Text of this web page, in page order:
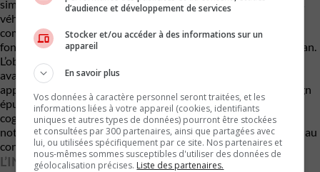
simplicité. Chez 42dot, la filiale de Hyundai spécialisée dans les
véhicules définis par logiciel, les ingénieurs travaillent sur des
commandes tactiles physiques capables d’exécuter plusieurs
fonctions sans nécessiter l’affichage constant d’un menu à l’écran.
L’objectif consiste à simplifier l’interface tout en préservant les
avantages des technologies numériques. Mazda adopte une
approche similaire. Le constructeur japonais privilégie un design
épuré visant à réduire les distractions visuelles, manuelles et
cognitives du conducteur. Le populaire VUS CX-5 utilise
notamment deux écrans distincts : l’un principalement destiné au
conducteur, l’autre davantage orienté vers les passagers.
L’INTELLIGENCE ARTIFICIELLE AU SERVICE DU
d’audience et développement de services
Stocker et/ou accéder à des informations sur un
appareil
En savoir plus
Vos données à caractère personnel seront traitées, et les
informations liées à votre appareil (cookies, identifiants
uniques et autres types de données) pourront être stockées
et consultées par 300 partenaires, ainsi que partagées avec
lui, ou utilisées spécifiquement par ce site. Nos partenaires et
nous-mêmes sommes susceptibles d'utiliser des données de
géolocalisation précises. Liste des partenaires.